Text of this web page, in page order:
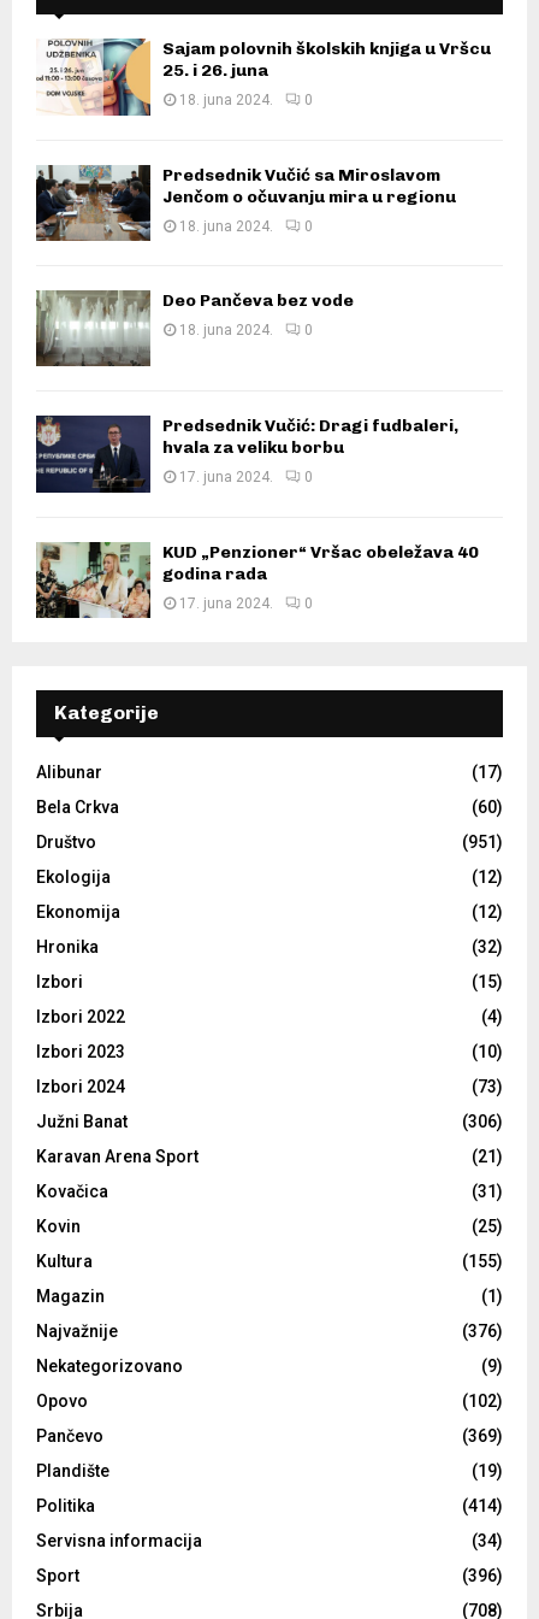
Sajam polovnih školskih knjiga u Vršcu
25. i 26. juna
18. juna 2024. 0
Predsednik Vučić sa Miroslavom
Jenčom o očuvanju mira u regionu
18. juna 2024. 0
Deo Pančeva bez vode
18. juna 2024. 0
Predsednik Vučić: Dragi fudbaleri,
hvala za veliku borbu
17. juna 2024. 0
KUD „Penzioner“ Vršac obeležava 40
godina rada
17. juna 2024. 0
Kategorije
Alibunar
(17)
Bela Crkva
(60)
Društvo
(951)
Ekologija
(12)
Ekonomija
(12)
Hronika
(32)
Izbori
(15)
Izbori 2022
(4)
Izbori 2023
(10)
Izbori 2024
(73)
Južni Banat
(306)
Karavan Arena Sport
(21)
Kovačica
(31)
Kovin
(25)
Kultura
(155)
Magazin
(1)
Najvažnije
(376)
Nekategorizovano
(9)
Opovo
(102)
Pančevo
(369)
Plandište
(19)
Politika
(414)
Servisna informacija
(34)
Sport
(396)
Srbija
(708)